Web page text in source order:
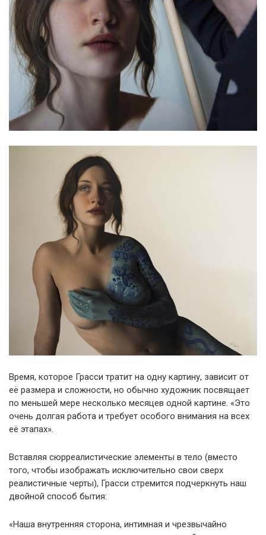
Время, которое Грасси тратит на одну картину, зависит от
её размера и сложности, но обычно художник посвящает
по меньшей мере несколько месяцев одной картине. «Это
очень долгая работа и требует особого внимания на всех
её этапах».
Вставляя сюрреалистические элементы в тело (вместо
того, чтобы изображать исключительно свои сверх
реалистичные черты), Грасси стремится подчеркнуть наш
двойной способ бытия:
«Наша внутренняя сторона, интимная и чрезвычайно